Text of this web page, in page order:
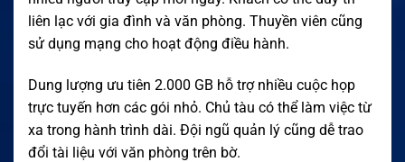
liên lạc với gia đình và văn phòng. Thuyền viên cũng
sử dụng mạng cho hoạt động điều hành.
Dung lượng ưu tiên 2.000 GB hỗ trợ nhiều cuộc họp
trực tuyến hơn các gói nhỏ. Chủ tàu có thể làm việc từ
xa trong hành trình dài. Đội ngũ quản lý cũng dễ trao
đổi tài liệu với văn phòng trên bờ.